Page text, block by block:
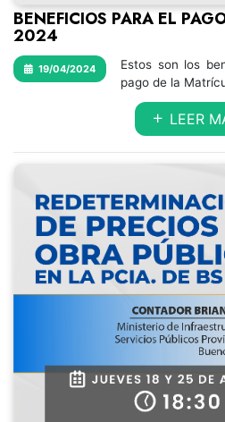
BENEFICIOS PARA EL
2024
19/04/2024
Estos son los
pago de la
LEER